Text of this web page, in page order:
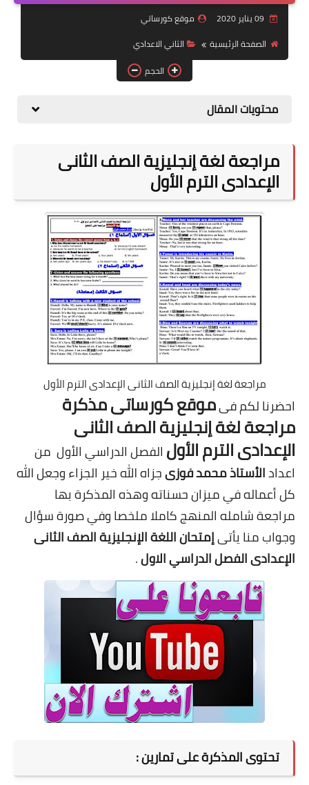
موضوعات
تربويات
تكنولوجيا
صحة
موقع كورساتي
الصفحة الرئيسية
الثاني الاعدادي
الحجم
محتويات المقال
مراجعة لغة إنجليزية الصف الثانى
الإعدادى الترم الأول
مراجعة لغة إنجليزية الصف الثانى الإعدادى الترم الأول
احضرنا لكم فىموقع كورساتى مذكرة
مراجعة لغة إنجليزية الصف الثانى
الإعدادى الترم الأول الفصل الدراسي الأول من
اعدادالأستاذ محمد فوزىجزاه الله خير الجزاء وجعل الله
كل أعماله في ميزان حسناته وهذه المذكرة بها
مراجعة شامله المنهج كاملا ملخصا وفي صورة سؤال
وجواب منا يأتىإمتحان اللغة الإنجليزية الصف الثانى
الإعدادى الفصل الدراسي الاول.
تحتوى المذكرة على تمارين :